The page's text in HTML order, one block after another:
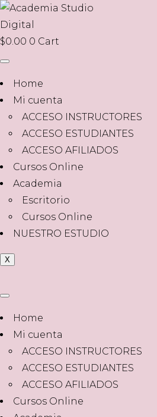
$0.00 0 Cart
Home
Mi cuenta
ACCESO INSTRUCTORES
ACCESO ESTUDIANTES
ACCESO AFILIADOS
Cursos Online
Academia
Escritorio
Cursos Online
NUESTRO ESTUDIO
X
Home
Mi cuenta
ACCESO INSTRUCTORES
ACCESO ESTUDIANTES
ACCESO AFILIADOS
Cursos Online